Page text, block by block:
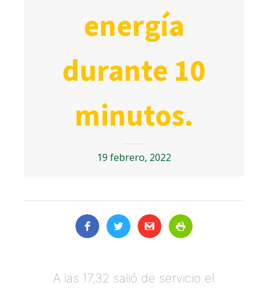
energía
durante 10
minutos.
19 febrero, 2022
A las 17,32 salió de servicio el